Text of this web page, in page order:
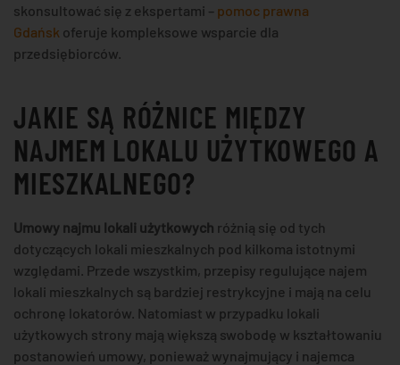
skonsultować się z ekspertami – pomoc prawna
Gdańsk oferuje kompleksowe wsparcie dla
przedsiębiorców.
JAKIE SĄ RÓŻNICE MIĘDZY
NAJMEM LOKALU UŻYTKOWEGO A
MIESZKALNEGO?
Umowy najmu lokali użytkowych różnią się od tych
dotyczących lokali mieszkalnych pod kilkoma istotnymi
względami. Przede wszystkim, przepisy regulujące najem
lokali mieszkalnych są bardziej restrykcyjne i mają na celu
ochronę lokatorów. Natomiast w przypadku lokali
użytkowych strony mają większą swobodę w kształtowaniu
postanowień umowy, ponieważ wynajmujący i najemca